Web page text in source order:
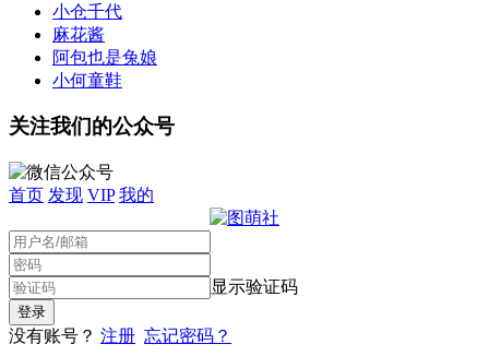
小仓千代
麻花酱
阿包也是兔娘
小何童鞋
关注我们的公众号
首页 发现 VIP 我的
显示验证码
没有账号？ 注册 忘记密码？